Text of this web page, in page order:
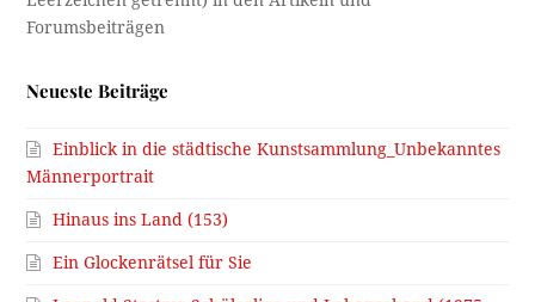
Neueste Beiträge
Einblick in die städtische Kunstsammlung_Unbekanntes
Männerportrait
Hinaus ins Land (153)
Ein Glockenrätsel für Sie